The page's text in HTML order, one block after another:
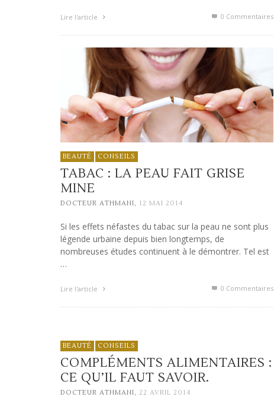
Lire l'article 0 Commentaires
BEAUTÉ CONSEILS
TABAC : LA PEAU FAIT GRISE
MINE
DOCTEUR ATHMANI, 12 MAI 2014
Si les effets néfastes du tabac sur la peau ne sont plus
légende urbaine depuis bien longtemps, de
nombreuses études continuent à le démontrer. Tel est
…
Lire l'article 0 Commentaires
BEAUTÉ CONSEILS
COMPLÉMENTS ALIMENTAIRES :
CE QU’IL FAUT SAVOIR.
DOCTEUR ATHMANI, 22 AVRIL 2014